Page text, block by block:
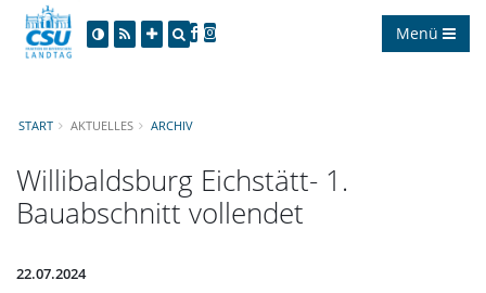
Menü
START AKTUELLES ARCHIV
Willibaldsburg Eichstätt- 1.
Bauabschnitt vollendet
22.07.2024